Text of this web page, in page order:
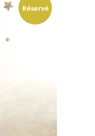
Réservé